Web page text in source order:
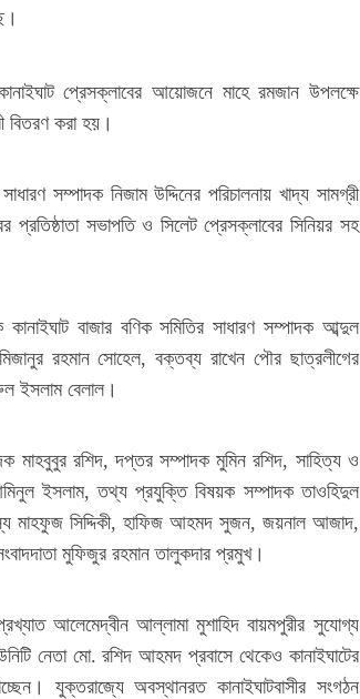
প্রেসক্লাবের আয়োজনে মাহে রমজান উপলক্ষে
বিতরণ করা হয়।
সম্পাদক নিজাম উদ্দিনের পরিচালনায় খাদ্য সামগ্রী
প্রতিষ্ঠাতা সভাপতি ও সিলেট প্রেসক্লাবের সিনিয়র সহ
বাজার বণিক সমিতির সাধারণ সম্পাদক আব্দুল
মিজানুর রহমান সোহেল, বক্তব্য রাখেন পৌর ছাত্রলীগের
ইসলাম বেলাল।
মাহবুবুর রশিদ, দপ্তর সম্পাদক মুমিন রশিদ, সাহিত্য ও
ইসলাম, তথ্য প্রযুক্তি বিষয়ক সম্পাদক তাওহিদুল
মাহফুজ সিদ্দিকী, হাফিজ আহমদ সুজন, জয়নাল আজাদ,
মুফিজুর রহমান তালুকদার প্রমুখ।
আলেমেদ্বীন আল্লামা মুশাহিদ বায়মপুরীর সুযোগ্য
নেতা মো. রশিদ আহমদ প্রবাসে থেকেও কানাইঘাটের
যুক্তরাজ্যে অবস্থানরত কানাইঘাটবাসীর সংগঠন